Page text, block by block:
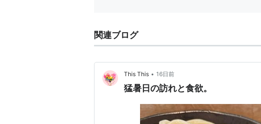
関連ブログ
This This • 16日前
猛暑日の訪れと食欲。